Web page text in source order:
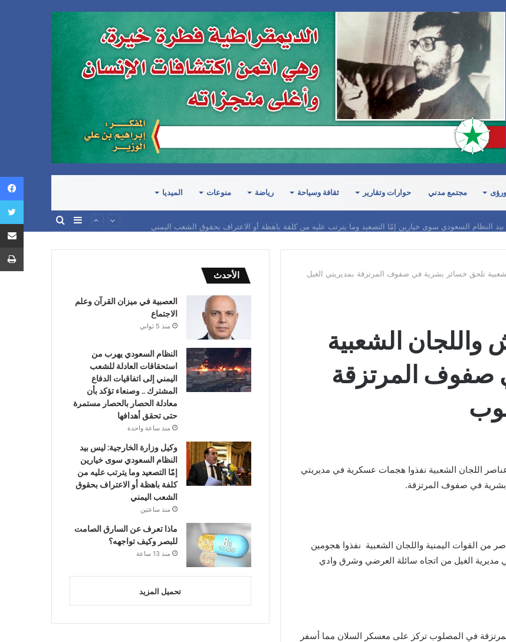
مجتمع مدني حوارات وتقارير ثقافة وسياحة رياضة منوعات الميديا
بيد النظام السعودي سوى خيارين إمّا التصعيد وما يترتب عليه من كلفة باهظة أو الاعتراف بحقوق الشعب اليمني
إضافة
تلحق خسائر بشرية في صفوف المرتزقة بمديريتي الغيل
الشعبية
صفوف المرتزقة
اللجان الشعبية نفذوا هجمات عسكرية في مديريتي
بشرية في صفوف المرتزقة.
من القوات اليمنية واللجان الشعبية نفذوا هجومين
مديرية الغيل من اتجاه سائلة العرضي وشرق وادي
في المصلوب تركز على معسكر السلان مما أسفر
الأحدث
العصبية في ميزان القرآن وعلم
الاجتماع
منذ 5 ثواني
النظام السعودي يهرب من
استحقاقات العادلة للشعب
اليمني إلى اتفاقيات الدفاع
المشترك .. وصنعاء تؤكد بأن
معادلة الحصار بالحصار مستمرة
حتى تحقق أهدافها
منذ ساعة واحدة
وكيل وزارة الخارجية: ليس بيد
النظام السعودي سوى خيارين
إمّا التصعيد وما يترتب عليه من
كلفة باهظة أو الاعتراف بحقوق
الشعب اليمني
منذ ساعتين
ماذا تعرف عن السارق الصامت
للبصر وكيف تواجهه؟
منذ 13 ساعة
تحميل المزيد